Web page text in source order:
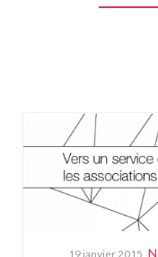
19 janvier 2015